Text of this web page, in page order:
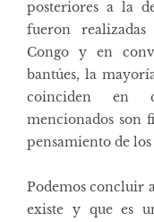
posteriores a la
fueron
Congo y en
bantúes, la
coinciden en
mencionados son
pensamiento de los
Podemos concluir
existe y que es